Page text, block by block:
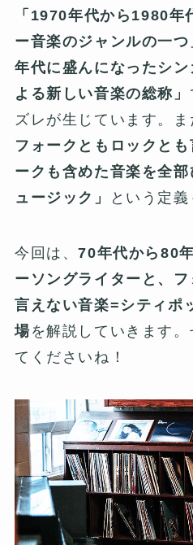
「1970年代から1980年
ー音楽のジャンルの一つ
年代に盛んになったシ
よる新しい音楽の総称」
ズレが生じています。ま
フォークともロックと
ークも含めた音楽を全
ュージック」
という定義
今回は、70年代から80
ーソングライターと、
言えない音楽=シティポ
場を解説していきます
てくださいね！